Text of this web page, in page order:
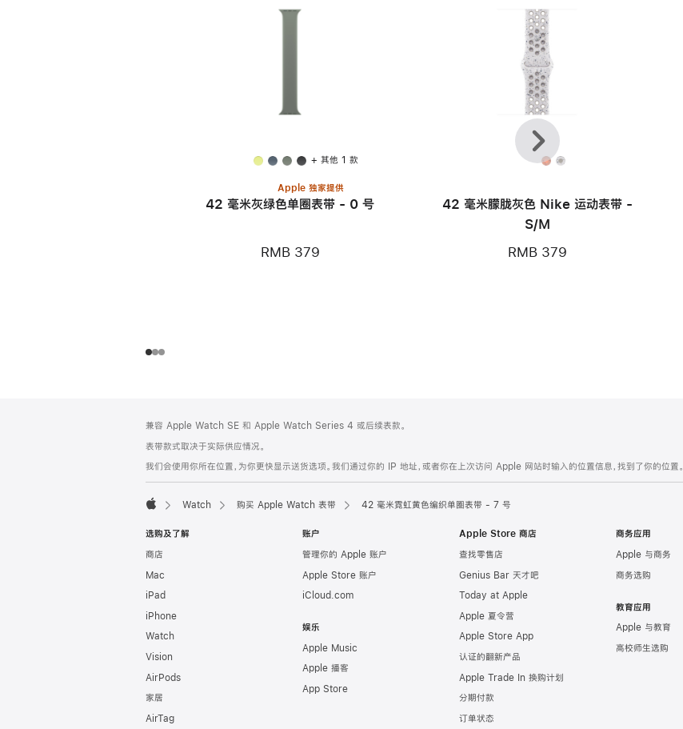
+ 其他 1 款
Apple 独家提供
42 毫米灰绿色单圈表带 - 0 号
RMB 379
42 毫米朦胧灰色 Nike 运动表带 -
S/M
RMB 379
上
一
个
下
一
个
页
页
脚
注
兼容 Apple Watch SE 和 Apple Watch Series 4 或后续表款。
表带款式取决于实际供应情况。
我们会使用你所在位置，为你更快显示送货选项。我们通过你的 IP 地址，或者你在上次访问 Apple 网站时输入的位置信息，找到了你的位置。
Watch 购买 Apple Watch 表带 42 毫米霓虹黄色编织单圈表带 - 7 号
选购及了解
商店
Mac
iPad
iPhone
Watch
Vision
AirPods
家居
AirTag
账户
管理你的 Apple 账户
Apple Store 账户
iCloud.com
娱乐
Apple Music
Apple 播客
App Store
Apple Store 商店
查找零售店
Genius Bar 天才吧
Today at Apple
Apple 夏令营
Apple Store App
认证的翻新产品
Apple Trade In 换购计划
分期付款
订单状态
商务应用
Apple 与商务
商务选购
教育应用
Apple 与教育
高校师生选购